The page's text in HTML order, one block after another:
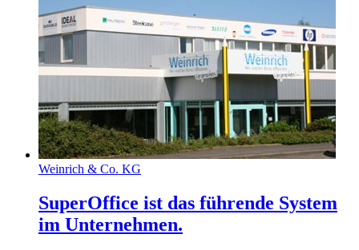
Weinrich & Co. KG
SuperOffice ist das führende System
im Unternehmen.